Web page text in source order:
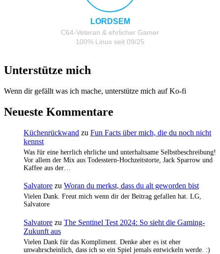
LORDSEM
C64-Veteran & ehrlicher Gamer
100% Linux seit 09/25
Unterstütze mich
Wenn dir gefällt was ich mache, unterstütze mich auf Ko-fi
Neueste Kommentare
Küchenrückwand zu Fun Facts über mich, die du noch nicht
kennst
Was für eine herrlich ehrliche und unterhaltsame Selbstbeschreibung!
Vor allem der Mix aus Todesstern-Hochzeitstorte, Jack Sparrow und
Kaffee aus der…
Salvatore zu Woran du merkst, dass du alt geworden bist
Vielen Dank. Freut mich wenn dir der Beitrag gefallen hat. LG,
Salvatore
Salvatore zu The Sentinel Test 2024: So sieht die Gaming-
Zukunft aus
Vielen Dank für das Kompliment. Denke aber es ist eher
unwahrscheinlich, dass ich so ein Spiel jemals entwickeln werde. :)